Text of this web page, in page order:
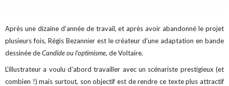
Après une dizaine d'année de travail, et après avoir abandonné le projet
plusieurs fois, Régis Bezannier est le créateur d'une adaptation en bande
dessinée deCandide ou l'optimisme, de Voltaire.
L'illustrateur a voulu d'abord travailler avec un scénariste prestigieux (et
combien !) mais surtout, son objectif est de rendre ce texte plus attractif